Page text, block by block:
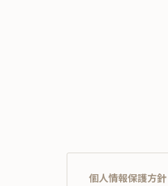
個人情報保護方針